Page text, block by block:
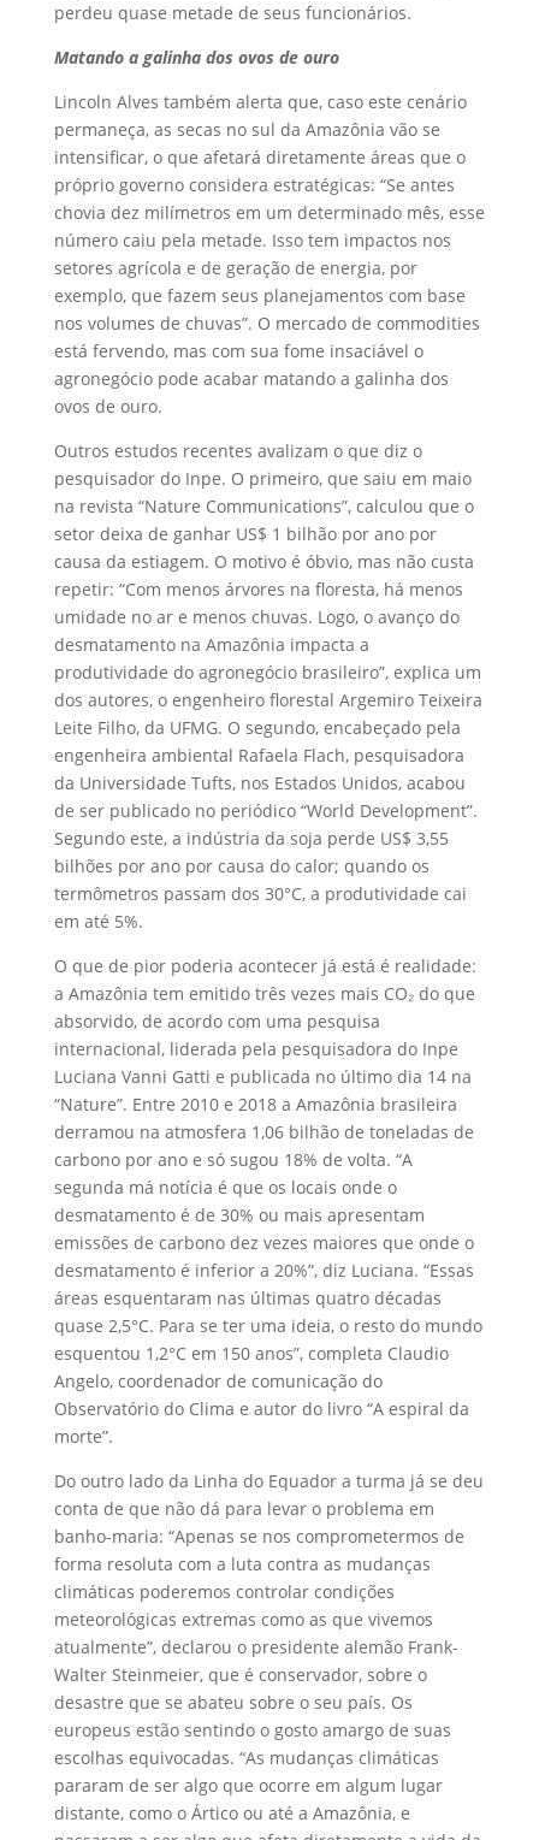
perdeu quase metade de seus funcionários.
Matando a galinha dos ovos de ouro
Lincoln Alves também alerta que, caso este cenário
permaneça, as secas no sul da Amazônia vão se
intensificar, o que afetará diretamente áreas que o
próprio governo considera estratégicas: “Se antes
chovia dez milímetros em um determinado mês, esse
número caiu pela metade. Isso tem impactos nos
setores agrícola e de geração de energia, por
exemplo, que fazem seus planejamentos com base
nos volumes de chuvas”. O mercado de commodities
está fervendo, mas com sua fome insaciável o
agronegócio pode acabar matando a galinha dos
ovos de ouro.
Outros estudos recentes avalizam o que diz o
pesquisador do Inpe. O primeiro, que saiu em maio
na revista “Nature Communications”, calculou que o
setor deixa de ganhar US$ 1 bilhão por ano por
causa da estiagem. O motivo é óbvio, mas não custa
repetir: “Com menos árvores na floresta, há menos
umidade no ar e menos chuvas. Logo, o avanço do
desmatamento na Amazônia impacta a
produtividade do agronegócio brasileiro”, explica um
dos autores, o engenheiro florestal Argemiro Teixeira
Leite Filho, da UFMG. O segundo, encabeçado pela
engenheira ambiental Rafaela Flach, pesquisadora
da Universidade Tufts, nos Estados Unidos, acabou
de ser publicado no periódico “World Development”.
Segundo este, a indústria da soja perde US$ 3,55
bilhões por ano por causa do calor; quando os
termômetros passam dos 30°C, a produtividade cai
em até 5%.
O que de pior poderia acontecer já está é realidade:
a Amazônia tem emitido três vezes mais CO₂ do que
absorvido, de acordo com uma pesquisa
internacional, liderada pela pesquisadora do Inpe
Luciana Vanni Gatti e publicada no último dia 14 na
“Nature”. Entre 2010 e 2018 a Amazônia brasileira
derramou na atmosfera 1,06 bilhão de toneladas de
carbono por ano e só sugou 18% de volta. “A
segunda má notícia é que os locais onde o
desmatamento é de 30% ou mais apresentam
emissões de carbono dez vezes maiores que onde o
desmatamento é inferior a 20%”, diz Luciana. “Essas
áreas esquentaram nas últimas quatro décadas
quase 2,5°C. Para se ter uma ideia, o resto do mundo
esquentou 1,2°C em 150 anos”, completa Claudio
Angelo, coordenador de comunicação do
Observatório do Clima e autor do livro “A espiral da
morte”.
Do outro lado da Linha do Equador a turma já se deu
conta de que não dá para levar o problema em
banho-maria: “Apenas se nos comprometermos de
forma resoluta com a luta contra as mudanças
climáticas poderemos controlar condições
meteorológicas extremas como as que vivemos
atualmente”, declarou o presidente alemão Frank-
Walter Steinmeier, que é conservador, sobre o
desastre que se abateu sobre o seu país. Os
europeus estão sentindo o gosto amargo de suas
escolhas equivocadas. “As mudanças climáticas
pararam de ser algo que ocorre em algum lugar
distante, como o Ártico ou até a Amazônia, e